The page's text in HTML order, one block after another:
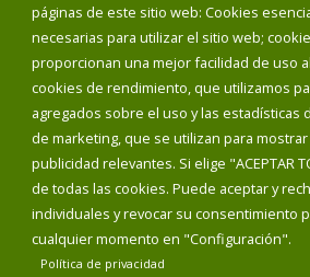
páginas de este sitio web: Cookies
necesarias para utilizar el sitio web;
proporcionan una mejor facilidad de uso
cookies de rendimiento, que utilizamos
agregados sobre el uso y las estadísticas
de marketing, que se utilizan para
publicidad relevantes. Si elige "ACEPTAR
de todas las cookies. Puede aceptar y
individuales y revocar su consentimiento
cualquier momento en "Configuración".
Política de privacidad
Aviso Legal Política de privacidad
Declaración de